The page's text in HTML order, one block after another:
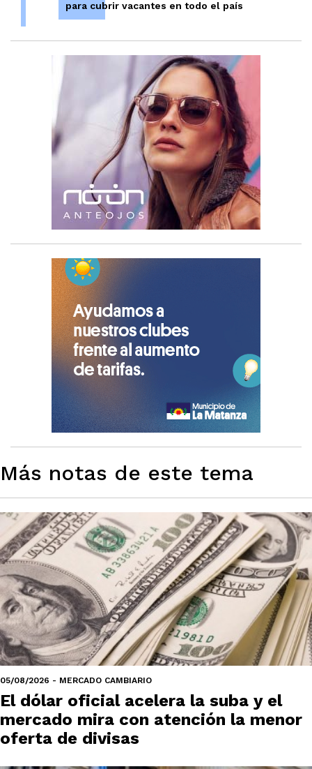
para cubrir vacantes en todo el país
Más notas de este tema
05/08/2026 - MERCADO CAMBIARIO
El dólar oficial acelera la suba y el
mercado mira con atención la menor
oferta de divisas